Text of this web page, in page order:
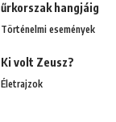
űrkorszak hangjáig
Történelmi események
Ki volt Zeusz?
Életrajzok